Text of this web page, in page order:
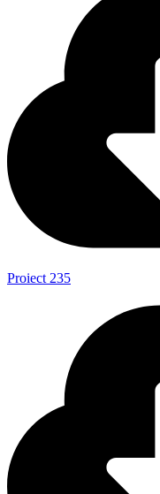
Proiect 235